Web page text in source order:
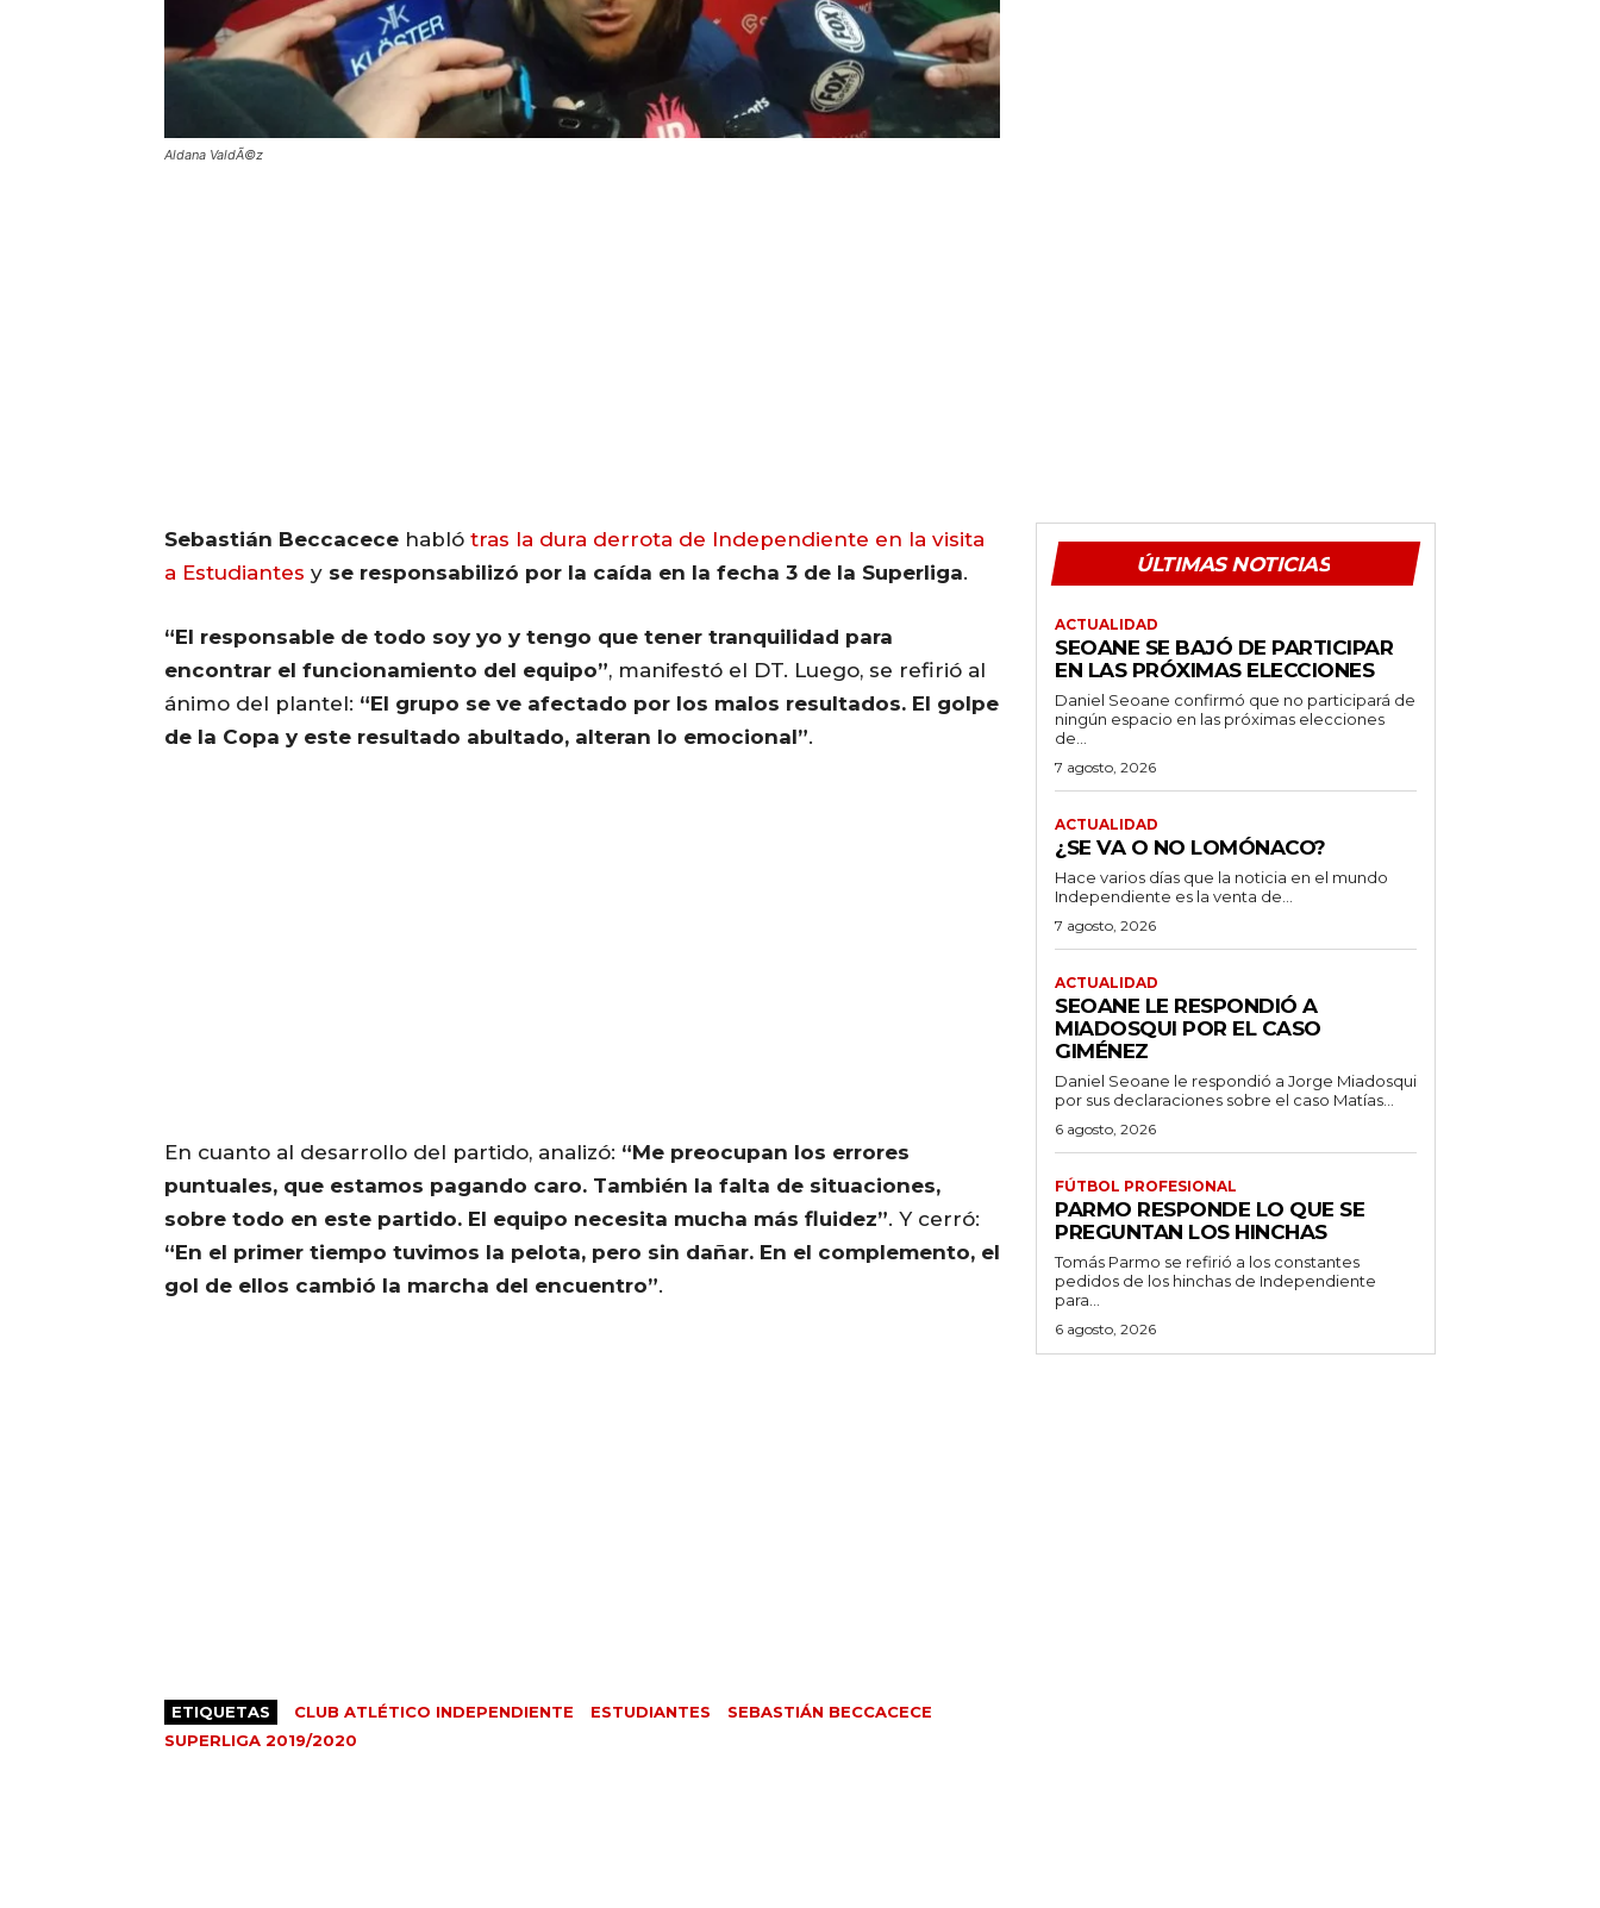
Aldana ValdÃ©z
Sebastián Beccacece habló tras la dura derrota de Independiente en la visita
a Estudiantes y se responsabilizó por la caída en la fecha 3 de la Superliga.
“El responsable de todo soy yo y tengo que tener tranquilidad para
encontrar el funcionamiento del equipo”, manifestó el DT. Luego, se refirió al
ánimo del plantel: “El grupo se ve afectado por los malos resultados. El golpe
de la Copa y este resultado abultado, alteran lo emocional”.
En cuanto al desarrollo del partido, analizó: “Me preocupan los errores
puntuales, que estamos pagando caro. También la falta de situaciones,
sobre todo en este partido. El equipo necesita mucha más fluidez”. Y cerró:
“En el primer tiempo tuvimos la pelota, pero sin dañar. En el complemento, el
gol de ellos cambió la marcha del encuentro”.
ETIQUETAS CLUB ATLÉTICO INDEPENDIENTE ESTUDIANTES
SEBASTIÁN BECCACECE
SUPERLIGA 2019/2020
ÚLTIMAS NOTICIAS
ACTUALIDAD
SEOANE SE BAJÓ DE PARTICIPAR
EN LAS PRÓXIMAS ELECCIONES
Daniel Seoane confirmó que no participará de
ningún espacio en las próximas elecciones
de...
7 agosto, 2026
ACTUALIDAD
¿SE VA O NO LOMÓNACO?
Hace varios días que la noticia en el mundo
Independiente es la venta de...
7 agosto, 2026
ACTUALIDAD
SEOANE LE RESPONDIÓ A
MIADOSQUI POR EL CASO
GIMÉNEZ
Daniel Seoane le respondió a Jorge Miadosqui
por sus declaraciones sobre el caso Matías...
6 agosto, 2026
FÚTBOL PROFESIONAL
PARMO RESPONDE LO QUE SE
PREGUNTAN LOS HINCHAS
Tomás Parmo se refirió a los constantes
pedidos de los hinchas de Independiente
para...
6 agosto, 2026